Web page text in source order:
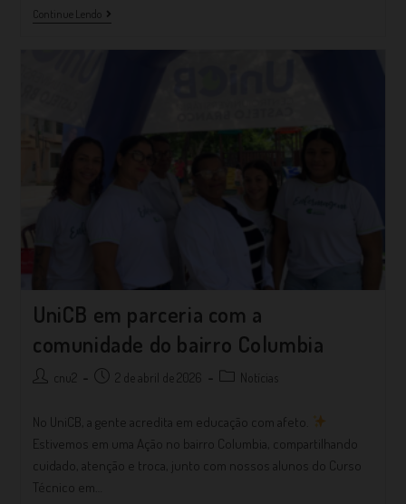
Continue Lendo
UniCB em parceria com a
comunidade do bairro Columbia
cnu2 2 de abril de 2026 Notícias
No UniCB, a gente acredita em educação com afeto.
Estivemos em uma Ação no bairro Columbia, compartilhando
cuidado, atenção e troca, junto com nossos alunos do Curso
Técnico em…